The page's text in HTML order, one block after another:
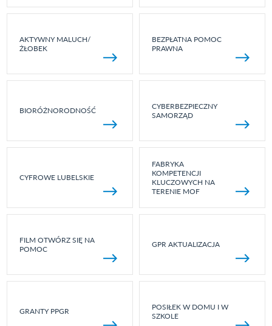
AKTYWNY MALUCH/
ŻŁOBEK
BEZPŁATNA POMOC
PRAWNA
BIORÓŻNORODNOŚĆ
CYBERBEZPIECZNY
SAMORZĄD
CYFROWE LUBELSKIE
FABRYKA
KOMPETENCJI
KLUCZOWYCH NA
TERENIE MOF
FILM OTWÓRZ SIĘ NA
POMOC
GPR AKTUALIZACJA
GRANTY PPGR
POSIŁEK W DOMU I W
SZKOLE